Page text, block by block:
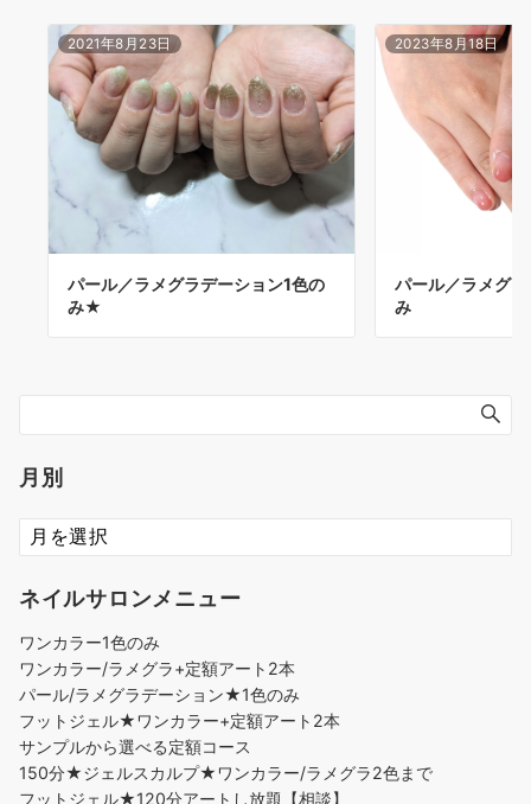
2021年8月23日
パール／ラメグラデーション1色の
み★
2023年8月18日
パール／ラメグ
み
月別
ネイルサロンメニュー
ワンカラー1色のみ
ワンカラー/ラメグラ+定額アート2本
パール/ラメグラデーション★1色のみ
フットジェル★ワンカラー+定額アート2本
サンプルから選べる定額コース
150分★ジェルスカルプ★ワンカラー/ラメグラ2色まで
フットジェル★120分アートし放題【相談】